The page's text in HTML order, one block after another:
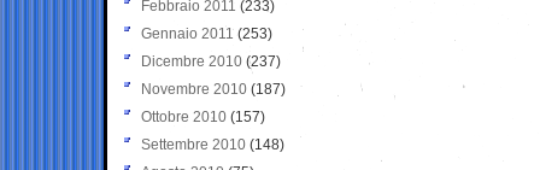
Febbraio 2011 (233)
Gennaio 2011 (253)
Dicembre 2010 (237)
Novembre 2010 (187)
Ottobre 2010 (157)
Settembre 2010 (148)